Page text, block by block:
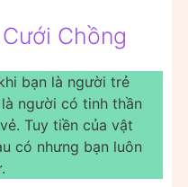
Chồng
bạn là người trẻ
người có tinh thần
Tuy tiền của vật
có nhưng bạn luôn